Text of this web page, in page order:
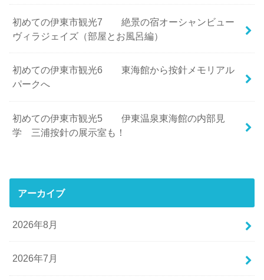
初めての伊東市観光7 絶景の宿オーシャンビュー
ヴィラジェイズ（部屋とお風呂編）
初めての伊東市観光6 東海館から按針メモリアル
パークへ
初めての伊東市観光5 伊東温泉東海館の内部見
学 三浦按針の展示室も！
アーカイブ
2026年8月
2026年7月